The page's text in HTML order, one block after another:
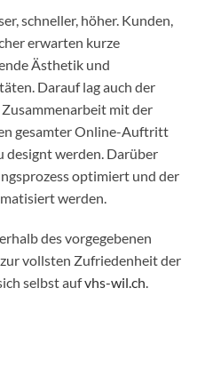
schneller, höher. Kunden,
erwarten kurze
Ästhetik und
Darauf lag auch der
mit der
gesamter Online-Auftritt
designt werden. Darüber
optimiert und der
werden.
des vorgegebenen
vollsten Zufriedenheit der
selbst aufvhs-wil.ch.